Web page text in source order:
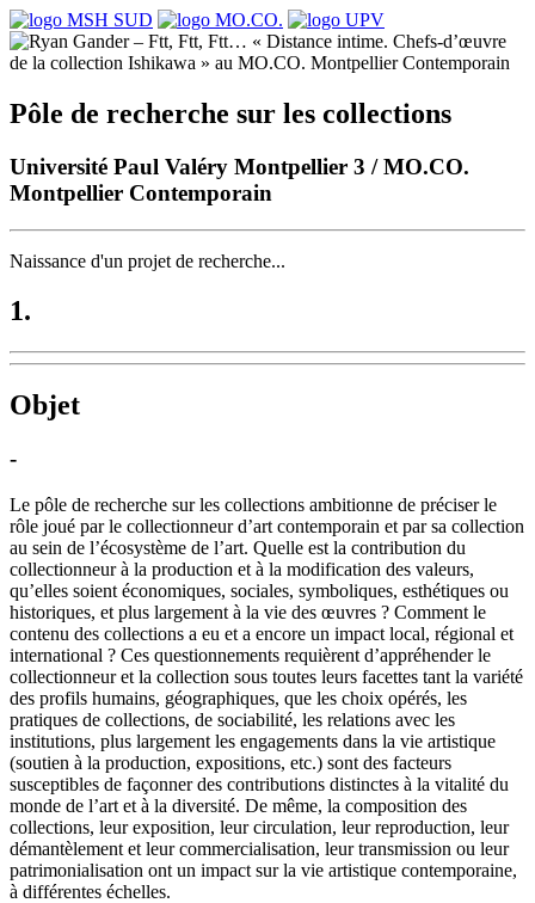
Pôle de recherche sur les collections
Université Paul Valéry Montpellier 3 / MO.CO.
Montpellier Contemporain
Naissance d'un projet de recherche...
1.
Objet
-
Le pôle de recherche sur les collections ambitionne de préciser le
rôle joué par le collectionneur d’art contemporain et par sa collection
au sein de l’écosystème de l’art. Quelle est la contribution du
collectionneur à la production et à la modification des valeurs,
qu’elles soient économiques, sociales, symboliques, esthétiques ou
historiques, et plus largement à la vie des œuvres ? Comment le
contenu des collections a eu et a encore un impact local, régional et
international ? Ces questionnements requièrent d’appréhender le
collectionneur et la collection sous toutes leurs facettes tant la variété
des profils humains, géographiques, que les choix opérés, les
pratiques de collections, de sociabilité, les relations avec les
institutions, plus largement les engagements dans la vie artistique
(soutien à la production, expositions, etc.) sont des facteurs
susceptibles de façonner des contributions distinctes à la vitalité du
monde de l’art et à la diversité. De même, la composition des
collections, leur exposition, leur circulation, leur reproduction, leur
démantèlement et leur commercialisation, leur transmission ou leur
patrimonialisation ont un impact sur la vie artistique contemporaine,
à différentes échelles.